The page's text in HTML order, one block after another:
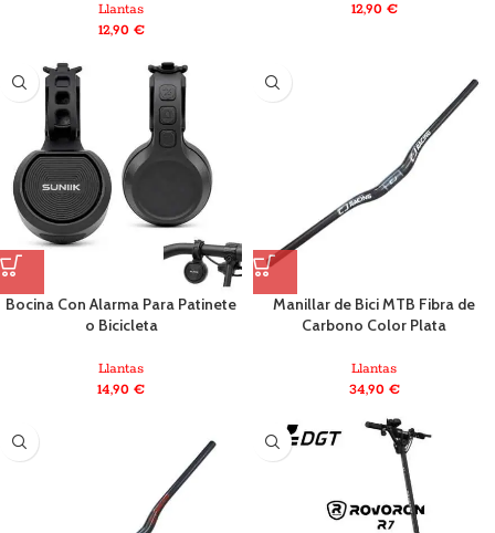
Llantas
12,90 €
12,90 €
Bocina Con Alarma Para Patinete
o Bicicleta
Llantas
14,90 €
Manillar de Bici MTB Fibra de
Carbono Color Plata
Llantas
34,90 €